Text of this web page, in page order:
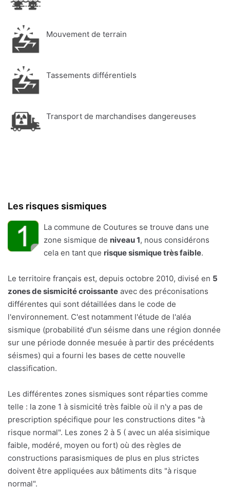
Mouvement de terrain
Tassements différentiels
Transport de marchandises dangereuses
Les risques sismiques
La commune de Coutures se trouve dans une
zone sismique de niveau 1, nous considérons
cela en tant que risque sismique très faible.
Le territoire français est, depuis octobre 2010, divisé en 5
zones de sismicité croissante avec des préconisations
différentes qui sont détaillées dans le code de
l'environnement. C'est notamment l'étude de l'aléa
sismique (probabilité d'un séisme dans une région donnée
sur une période donnée mesuée à partir des précédents
séismes) qui a fourni les bases de cette nouvelle
classification.
Les différentes zones sismiques sont réparties comme
telle : la zone 1 à sismicité très faible où il n'y a pas de
prescription spécifique pour les constructions dites "à
risque normal". Les zones 2 à 5 ( avec un aléa sisimique
faible, modéré, moyen ou fort) où des règles de
constructions parasismiques de plus en plus strictes
doivent être appliquées aux bâtiments dits "à risque
normal".